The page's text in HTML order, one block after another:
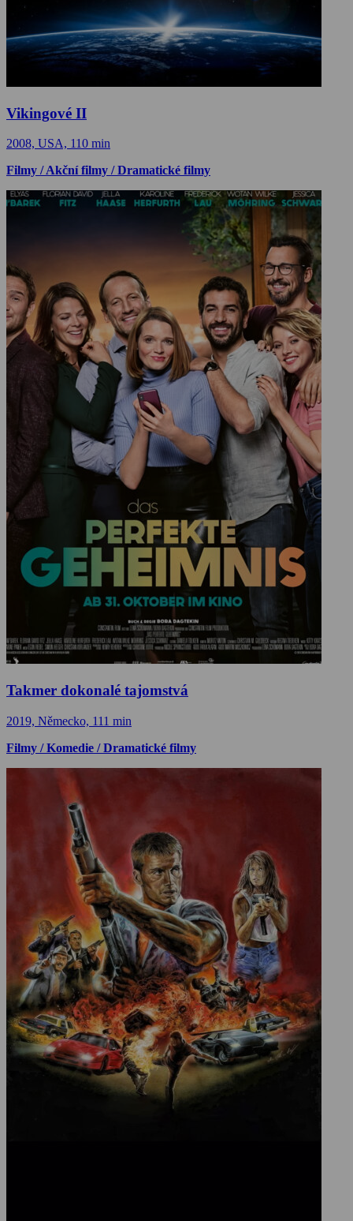
Vikingové II
2008, USA, 110 min
Filmy / Akční filmy / Dramatické filmy
Takmer dokonalé tajomstvá
2019, Německo, 111 min
Filmy / Komedie / Dramatické filmy